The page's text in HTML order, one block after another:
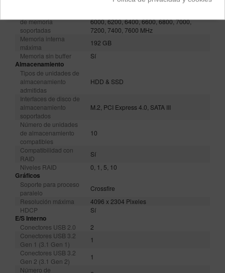
de memoria
soportadas
6000, 6200, 6400, 6600, 6800, 7000,
7200, 7400, 7600 MHz
Memoria interna
máxima
192 GB
Memoria sin buffer
Sí
Almacenamiento
Tipos de unidades de
almacenamiento
admitidas
HDD & SSD
Interfaces de disco de
almacenamiento
soportados
M.2, PCI Express 4.0, SATA III
Número de unidades
de almacenamiento
compatibles
10
Compatibilidad con
RAID
Sí
Niveles RAID
0, 1, 5, 10
Gráficos
Soporte para proceso
paralelo
Crossfire
Resolución máxima
4096 x 2304 Pixeles
HDCP
Sí
E/S Interno
Conectores USB 2.0
2
Conectores USB 3.2
Gen 1 (3.1 Gen 1)
1
Conectores USB 3.2
Gen 2 (3.1 Gen 2)
1
Número de